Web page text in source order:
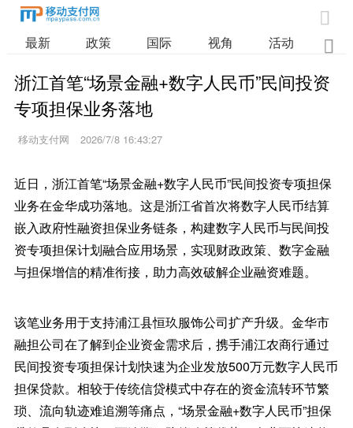

最新 政策 国际 视角 活动 业

浙江首笔“场景金融+数字人民币”民间投资
专项担保业务落地
移动支付网 2026/7/8 16:43:27
近日，浙江首笔“场景金融+数字人民币”民间投资专项担保
业务在金华成功落地。这是浙江省首次将数字人民币结算
嵌入政府性融资担保业务链条，构建数字人民币与民间投
资专项担保计划融合应用场景，实现财政政策、数字金融
与担保增信的精准衔接，助力高效破解企业融资难题。
该笔业务用于支持浦江县恒玖服饰公司扩产升级。金华市
融担公司在了解到企业资金需求后，携手浦江农商行通过
民间投资专项担保计划快速为企业发放500万元数字人民币
担保贷款。相较于传统信贷模式中存在的资金流转环节繁
琐、流向轨迹难追溯等痛点，“场景金融+数字人民币”担保